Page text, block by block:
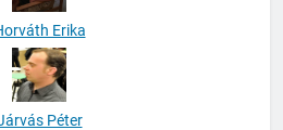
Horváth Erika